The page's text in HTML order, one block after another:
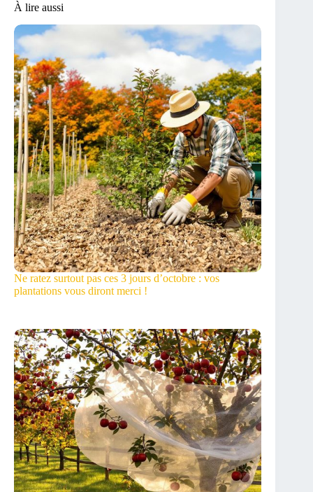
À lire aussi
Ne ratez surtout pas ces 3 jours d’octobre : vos
plantations vous diront merci !